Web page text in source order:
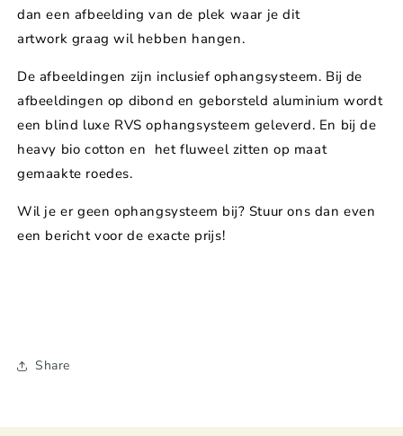
dan een afbeelding van de plek waar je dit
artwork graag wil hebben hangen.
De afbeeldingen zijn inclusief ophangsysteem. Bij de
afbeeldingen op dibond en geborsteld aluminium wordt
een blind luxe RVS ophangsysteem geleverd. En bij de
heavy bio cotton en het fluweel zitten op maat
gemaakte roedes.
Wil je er geen ophangsysteem bij? Stuur ons dan even
een bericht voor de exacte prijs!
Share